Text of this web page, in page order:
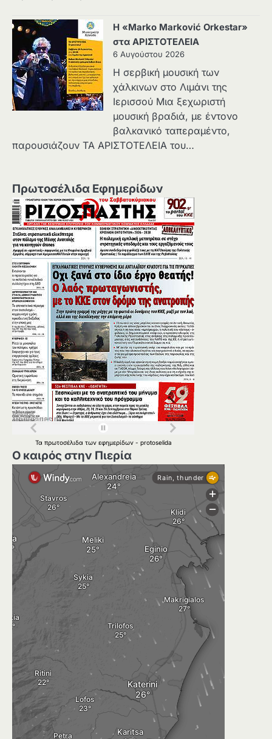
Η «Marko Marković Orkestar»
στα ΑΡΙΣΤΟΤΕΛΕΙΑ
6 Αυγούστου 2026
Η σερβική μουσική των
χάλκινων στο Λιμάνι της
Ιερισσού Μια ξεχωριστή
μουσική βραδιά, με έντονο
βαλκανικό ταπεραμέντο,
παρουσιάζουν ΤΑ ΑΡΙΣΤΟΤΕΛΕΙΑ του…
Πρωτοσέλιδα Εφημερίδων
Τα πρωτοσέλιδα των εφημερίδων - protoselida
Ο καιρός στην Πιερία